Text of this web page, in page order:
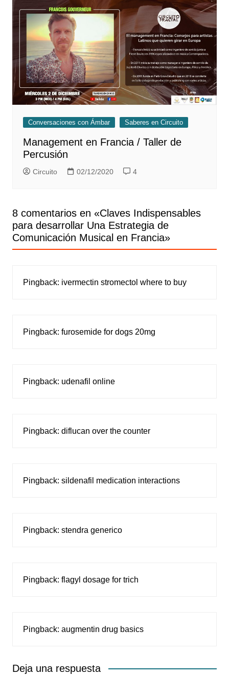
Conversaciones con Ámbar Saberes en Circuito
Management en Francia / Taller de
Percusión
Circuito 02/12/2020 4
8 comentarios en «Claves Indispensables
para desarrollar Una Estrategia de
Comunicación Musical en Francia»
Pingback: ivermectin stromectol where to buy
Pingback: furosemide for dogs 20mg
Pingback: udenafil online
Pingback: diflucan over the counter
Pingback: sildenafil medication interactions
Pingback: stendra generico
Pingback: flagyl dosage for trich
Pingback: augmentin drug basics
Deja una respuesta